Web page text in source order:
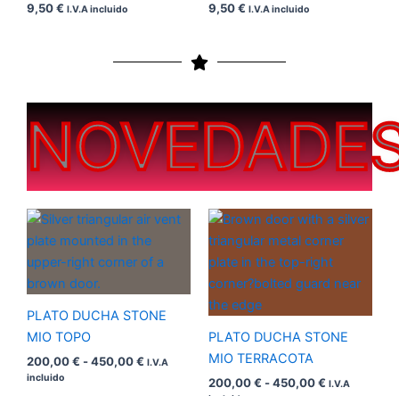
9,50€ I.V.A incluido 9,50€ I.V.A incluido
PLATO DUCHA STONE
MIO TOPO
200,00€ -450,00€
Rango
precios:
desde
I.V.A
incluido
PLATO DUCHA STONE
MIO TERRACOTA
200,00€ -450,00€
Rango
precios:
desde
200,00 €
hasta
I.V.A